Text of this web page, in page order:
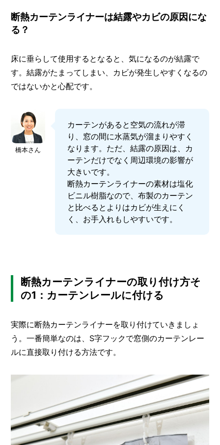
断熱カーテンライナーは結露やカビの原因にな
る？
床に垂らして使用するとなると、気になるのが結露で
す。結露がたまってしまい、カビが発生しやすくなるの
ではないかと心配です。
橋本さん
カーテンがあると空気の流れが滞
り、窓の間に水蒸気が溜まりやすく
なります。ただ、結露の原因は、カ
ーテンだけでなく周辺環境の影響が
大きいです。
断熱カーテンライナーの素材は塩化
ビニル樹脂なので、布製のカーテン
と比べるとよりはカビが生えにく
く、お手入れもしやすいです。
断熱カーテンライナーの取り付け方そ
の1：カーテンレールに付ける
実際に断熱カーテンライナーを取り付けていきましょ
う。一番簡単なのは、S字フックで窓側のカーテンレー
ルに直接取り付ける方法です。